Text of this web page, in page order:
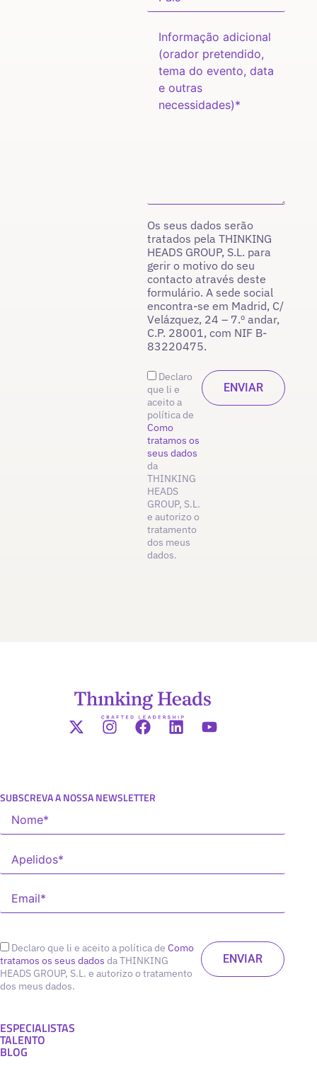
Os seus dados serão
tratados pela THINKING
HEADS GROUP, S.L. para
gerir o motivo do seu
contacto através deste
formulário. A sede social
encontra-se em Madrid, C/
Velázquez, 24 – 7.º andar,
C.P. 28001, com NIF B-
83220475.
Declaro
que li e
aceito a
política de
Como
tratamos os
seus dados
da
THINKING
HEADS
GROUP, S.L.
e autorizo o
tratamento
dos meus
dados.
SUBSCREVA A NOSSA NEWSLETTER
Declaro que li e aceito a política de Como
tratamos os seus dados da THINKING
HEADS GROUP, S.L. e autorizo o tratamento
dos meus dados.
ESPECIALISTAS
TALENTO
BLOG